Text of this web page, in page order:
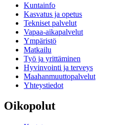
Kunta­info
Kasvatus ja opetus
Tekniset palvelut
Vapaa-aika­palvelut
Ympä­ristö
Mat­kailu
Työ ja yrittä­minen
Hyvinvointi ja terveys
Maahanmuuttopalvelut
Yhteystiedot
Oikopolut